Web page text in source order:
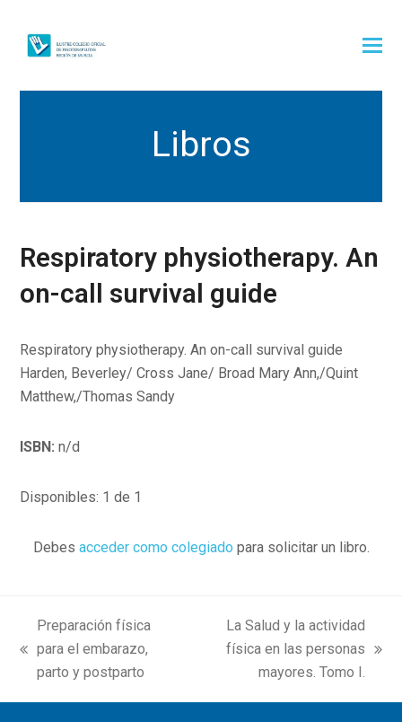
Libros
Respiratory physiotherapy. An
on-call survival guide
Respiratory physiotherapy. An on-call survival guide
Harden, Beverley/ Cross Jane/ Broad Mary Ann,/Quint
Matthew,/Thomas Sandy
ISBN: n/d
Disponibles: 1 de 1
Debes acceder como colegiado para solicitar un libro.
previous
post:
Preparación física
para el embarazo,
parto y postparto
La Salud y la actividad
física en las personas
mayores. Tomo I.